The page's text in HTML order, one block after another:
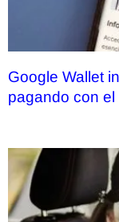
Google Wallet
pagando con el